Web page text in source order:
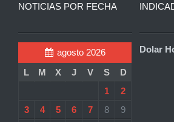
NOTICIAS POR FECHA
agosto 2026
L
M X J V S
D
1
2
3
4 5 6 7 8
9
Dolar